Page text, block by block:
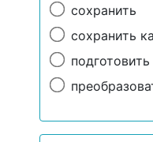
сохранить
сохранить
подготовить